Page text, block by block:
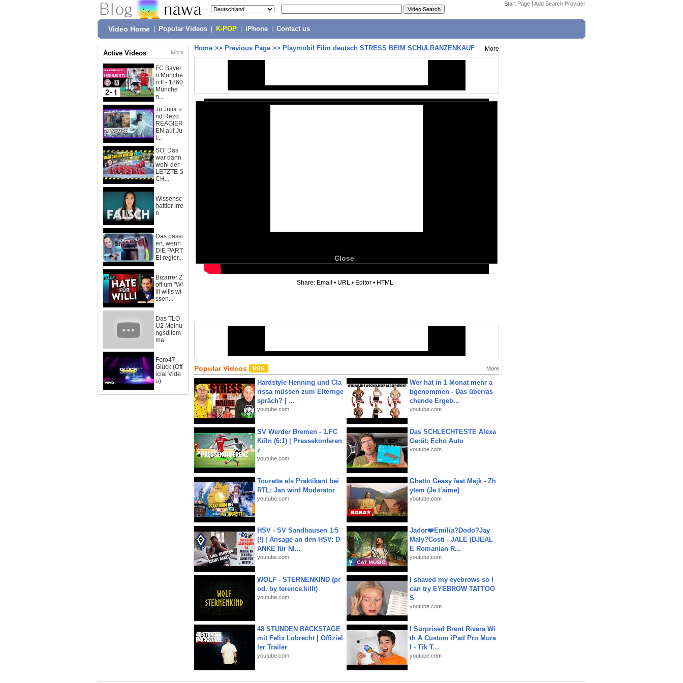
Start Page | Add Search Provider
Video Home Popular Videos K-POP iPhone Contact us
Active Videos More
FC Bayer
n Münche
n II - 1860
Münche
n...
Ju Julia u
nd Rezo
REAGIER
EN auf Ju
l...
SO! Das
war dann
wohl der
LETZTE S
CH...
Wissensc
haftler irre
n
Das passi
ert, wenn
DIE PART
EI regier...
Bizarrer Z
off um "Wi
lli wills wi
ssen...
Das TLO
U2 Meinu
ngsdilem
ma
Fero47 -
Glück (Off
icial Vide
o)
Home >> Previous Page >> Playmobil Film deutsch STRESS BEIM SCHULRANZENKAUF More
Close
Share: Email • URL • Editor • HTML
Popular Videos More
Hardstyle Henning und Cla
rissa müssen zum Elternge
spräch? | ...
youtube.com
Wer hat in 1 Monat mehr a
bgenommen - Das überras
chende Ergeb...
youtube.com
SV Werder Bremen - 1.FC
Köln (6:1) | Pressekonferen
z
youtube.com
Das SCHLECHTESTE Alexa
Gerät: Echo Auto
youtube.com
Tourette als Praktikant bei
RTL: Jan wird Moderator
youtube.com
Ghetto Geasy feat Majk - Zh
ytem (Je t’aime)
youtube.com
HSV - SV Sandhausen 1:5
(!) | Ansage an den HSV: D
ANKE für NI...
youtube.com
Jador❤️Emilia?Dodo?Jay
Maly?Costi - JALE (DJEAL
E Romanian R...
youtube.com
WOLF - STERNENKIND (pr
od. by terence.killt)
youtube.com
I shaved my eyebrows so I
can try EYEBROW TATTOO
S
youtube.com
48 STUNDEN BACKSTAGE
mit Felix Lobrecht | Offiziel
ler Trailer
youtube.com
I Surprised Brent Rivera Wi
th A Custom iPad Pro Mura
l - Tik T...
youtube.com